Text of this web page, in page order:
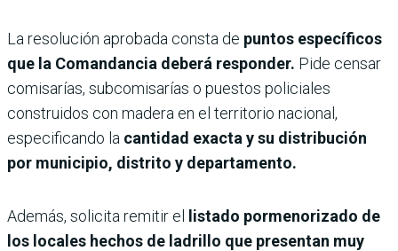
La resolución aprobada consta de puntos específicos
que la Comandancia deberá responder. Pide censar
comisarías, subcomisarías o puestos policiales
construidos con madera en el territorio nacional,
especificando la cantidad exacta y su distribución
por municipio, distrito y departamento.
Además, solicita remitir el
listado pormenorizado de
los locales hechos de ladrillo que presentan muy